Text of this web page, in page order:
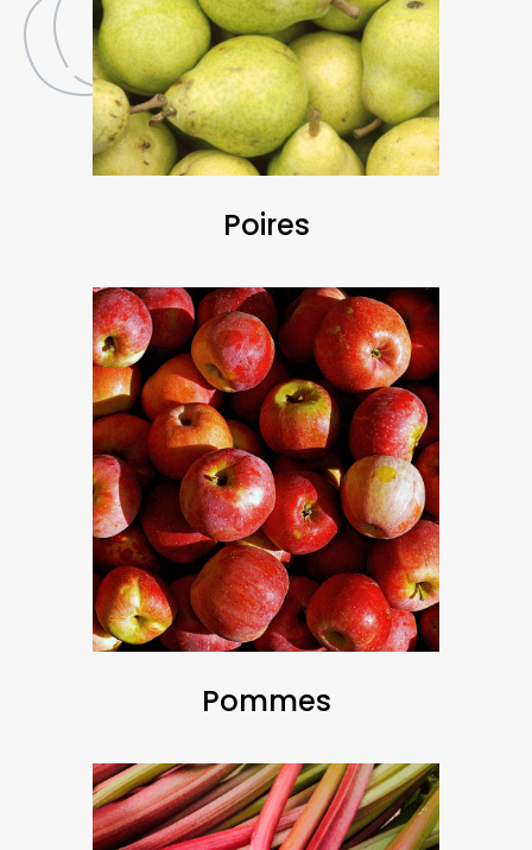
Poires
Pommes